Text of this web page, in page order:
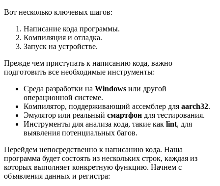
Вот несколько ключевых шагов:
Написание кода программы.
Компиляция и отладка.
Запуск на устройстве.
Прежде чем приступать к написанию кода, важно
подготовить все необходимые инструменты:
Среда разработки на Windows или другой
операционной системе.
Компилятор, поддерживающий ассемблер для aarch32.
Эмулятор или реальный смартфон для тестирования.
Инструменты для анализа кода, такие как lint, для
выявления потенциальных багов.
Перейдем непосредственно к написанию кода. Наша
программа будет состоять из нескольких строк, каждая из
которых выполняет конкретную функцию. Начнем с
объявления данных и регистра: